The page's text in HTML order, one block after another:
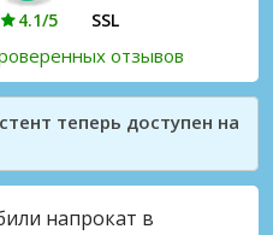
Город
4.1/5 SSL
отзывов
теперь доступен на
напрокат в